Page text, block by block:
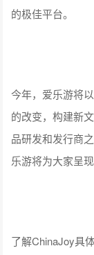
的极佳平台。
今年，爱乐游将
的改变，构建新
品研发和发行商
乐游将为大家呈现
了解ChinaJoy具